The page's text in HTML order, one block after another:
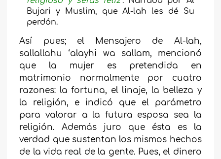
Bujari y Muslim, que Al-lah les dé Su
perdón.
Así pues; el Mensajero de Al-lah,
sallallahu ‘alayhi wa sallam, mencionó
que la mujer es pretendida en
matrimonio normalmente por cuatro
razones: la fortuna, el linaje, la belleza y
la religión, e indicó que el parámetro
para valorar a la futura esposa sea la
religión. Además juro que ésta es la
verdad que sustentan los mismos hechos
de la vida real de la gente. Pues, el dinero